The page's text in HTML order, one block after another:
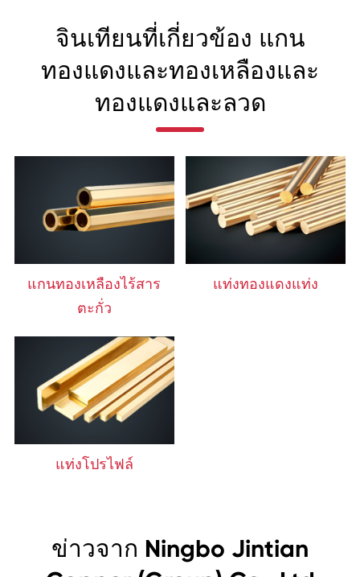
จินเทียนที่เกี่ยวข้อง แกน
ทองแดงและทองเหลืองและ
ทองแดงและลวด
แกนทองเหลืองไร้สาร
ตะกั่ว
แท่งทองแดงแท่ง
แท่งโปรไฟล์
ข่าวจาก Ningbo Jintian